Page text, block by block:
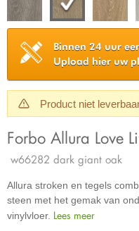
Binnen 24 uur
Upload hier uw
Product niet
Forbo Allura Love
w66282 dark giant oak
Allura stroken en tegels
steen met het gemak van
vinylvloer. Lees meer